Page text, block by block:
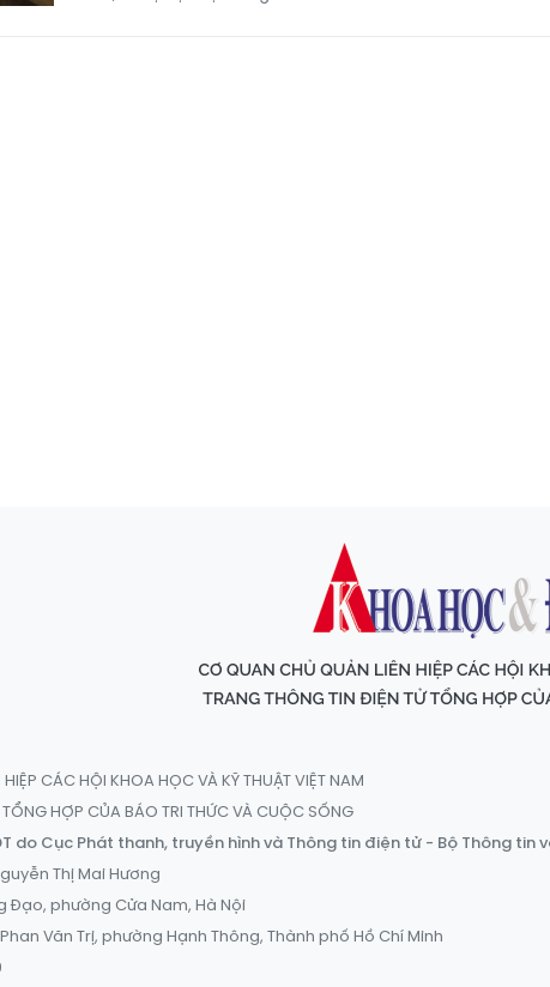
HIỆP CÁC HỘI KHOA HỌC VÀ KỸ THUẬT VIỆT NAM
HỢP CỦA BÁO TRI THỨC VÀ CUỘC SỐNG
do Cục Phát thanh, truyền hình và Thông tin điện tử - Bộ Thông
Thị Mai Hương
Đạo, phường Cửa Nam, Hà Nội
Văn Trị, phường Hạnh Thông, Thành phố Hồ Chí Minh